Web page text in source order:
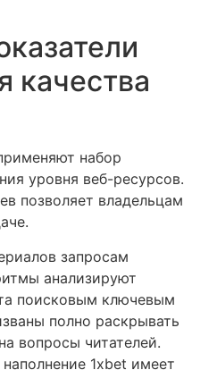
качества
набор
уровня веб-ресурсов.
позволяет владельцам
запросам
анализируют
поисковым ключевым
полно раскрывать
вопросы читателей.
1xbet имеет